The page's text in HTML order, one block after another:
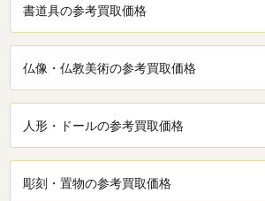
書道具の参考買取価格
仏像・仏教美術の参考買取価格
人形・ドールの参考買取価格
彫刻・置物の参考買取価格